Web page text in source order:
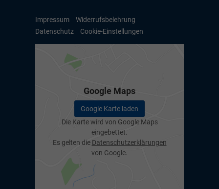
Impressum
Widerrufsbelehrung
Datenschutz
Cookie-Einstellungen
Google Maps
Google Karte laden
Die Karte wird von Google Maps
eingebettet.
Es gelten die Datenschutzerklärungen
von Google.